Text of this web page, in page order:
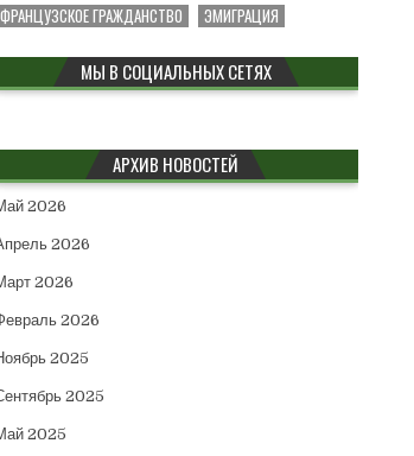
ФРАНЦУЗСКОЕ ГРАЖДАНСТВО
ЭМИГРАЦИЯ
МЫ В СОЦИАЛЬНЫХ СЕТЯХ
АРХИВ НОВОСТЕЙ
2026
2026
2026
2026
2025
2025
2025